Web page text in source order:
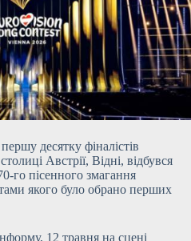
десятку фіналістів
Австрії, Відні, відбувся
го пісенного змагання
якого було обрано перших
12 травня на сцені